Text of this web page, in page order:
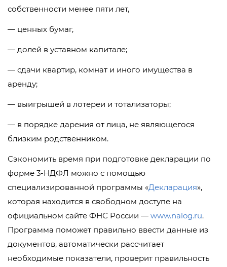
собственности менее пяти лет,
— ценных бумаг,
— долей в уставном капитале;
— сдачи квартир, комнат и иного имущества в
аренду;
— выигрышей в лотереи и тотализаторы;
— в порядке дарения от лица, не являющегося
близким родственником.
Сэкономить время при подготовке декларации по
форме 3-НДФЛ можно с помощью
специализированной программы «Декларация»,
которая находится в свободном доступе на
официальном сайте ФНС России — www.nalog.ru.
Программа поможет правильно ввести данные из
документов, автоматически рассчитает
необходимые показатели, проверит правильность